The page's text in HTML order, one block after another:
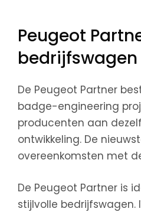
Peugeot
bedrijfswagen
De Peugeot Partner
badge-engineering
producenten aan
ontwikkeling. De
overeenkomsten met
De Peugeot Partner is
stijlvolle